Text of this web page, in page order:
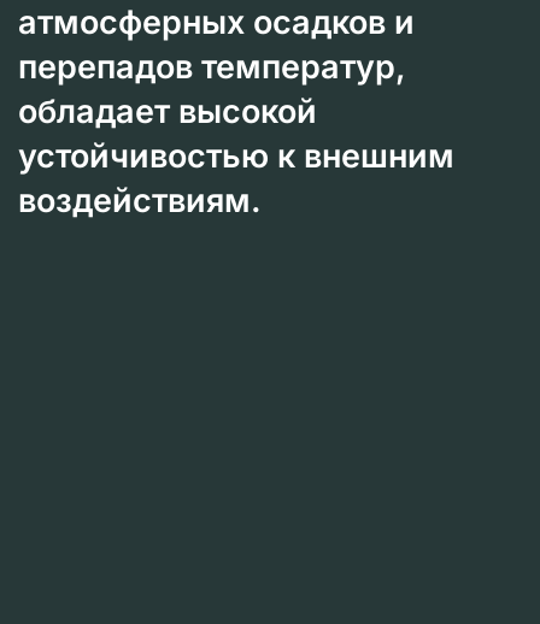
атмосферных осадков и
перепадов температур,
обладает высокой
устойчивостью к внешним
воздействиям.